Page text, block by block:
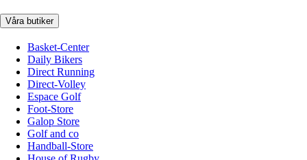
Våra butiker
Basket-Center
Daily Bikers
Direct Running
Direct-Volley
Espace Golf
Foot-Store
Galop Store
Golf and co
Handball-Store